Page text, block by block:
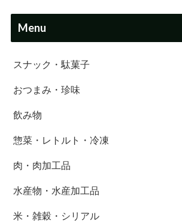
Menu
スナック・駄菓子
おつまみ・珍味
飲み物
惣菜・レトルト・冷凍
肉・肉加工品
水産物・水産加工品
米・雑穀・シリアル